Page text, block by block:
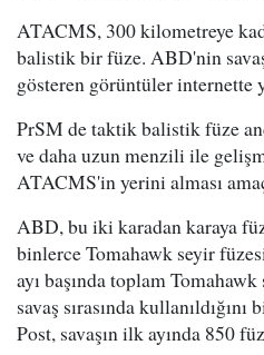
ATACMS, 300 kilometreye
balistik bir füze. ABD'nin
gösteren görüntüler internette
PrSM de taktik balistik füze
ve daha uzun menzili ile
ATACMS'in yerini alması
ABD, bu iki karadan karaya
binlerce Tomahawk seyir
ayı başında toplam
savaş sırasında
Post, savaşın ilk ayında 850